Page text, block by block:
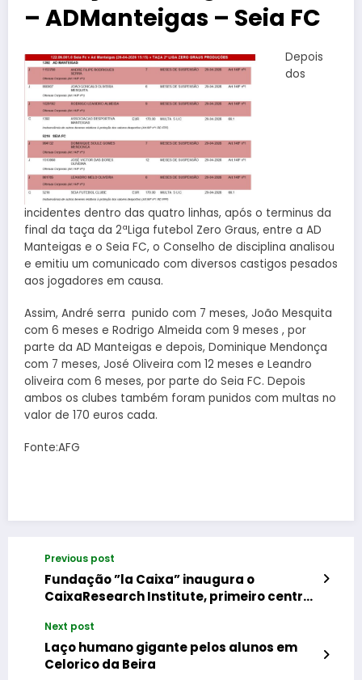
– ADManteigas – Seia FC
Depois
dos
incidentes dentro das quatro linhas, após o terminus da
final da taça da 2ªLiga futebol Zero Graus, entre a AD
Manteigas e o Seia FC, o Conselho de disciplina analisou
e emitiu um comunicado com diversos castigos pesados
aos jogadores em causa.
Assim, André serra punido com 7 meses, João Mesquita
com 6 meses e Rodrigo Almeida com 9 meses , por
parte da AD Manteigas e depois, Dominique Mendonça
com 7 meses, José Oliveira com 12 meses e Leandro
oliveira com 6 meses, por parte do Seia FC. Depois
ambos os clubes também foram punidos com multas no
valor de 170 euros cada.
Fonte:AFG
Previous post
Fundação ”la Caixa” inaugura o
CaixaResearch Institute, primeiro centro
Next post
Laço humano gigante pelos alunos em
Celorico da Beira